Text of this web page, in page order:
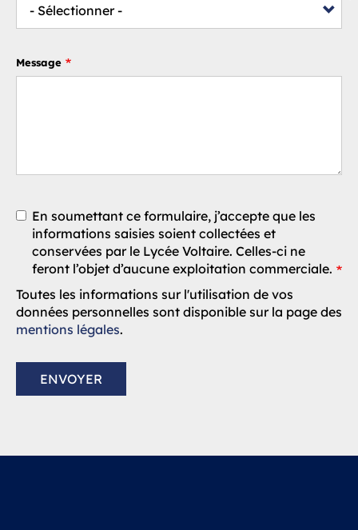
Message
En soumettant ce formulaire, j’accepte que les
informations saisies soient collectées et
conservées par le Lycée Voltaire. Celles-ci ne
feront l’objet d’aucune exploitation commerciale.
Toutes les informations sur l'utilisation de vos
données personnelles sont disponible sur la page des
mentions légales.
ENVOYER